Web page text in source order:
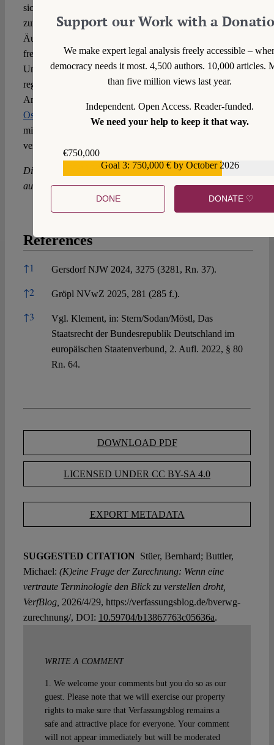
sich „die für die Kläger nachteiligen Folgen dieser Arbeit“
zurechnen lassen. Das private Handeln in Form einzelner
Äußerungen kann hingegen nicht zugerechnet werden, was
freilich auch nicht erforderlich ist. Genau diese
Unterscheidung geht in der öffentlichen Wahrnehmung
regelmäßig verloren. Daher spricht vieles dafür, – wie im
Anschluss an das BVerwG auch das BVerfG in seiner
Osho-Entscheidung
– auf die in diesem Kontext
missverständliche Zurechnungsterminologie gänzlich zu
verzichten.
Die geäußerten Ansichten und Meinungen sind
ausschließlich diejenigen der Autoren.
References
References
↑1 Gersdorf NJW 2024, 3275 (3281, Rn. 37).
↑2 Gröpl NVwZ 2025, 281 (285 f.).
↑3
Vgl. Klement, in: Stern/Sodan/Möstl, Das
Staatsrecht der Bundesrepublik Deutschland im
europäischen Staatenverbund, 2. Aufl. 2022, § 80
Rn. 64.
DOWNLOAD PDF
LICENSED UNDER CC BY-SA 4.0
EXPORT METADATA
SUGGESTED CITATION Stüer, Bernhard; Buttler,
Michael: (K)eine Frage der Zurechnung: Wenn eine
vertraute Terminologie den Blick zu verstellen droht,
VerfBlog, 2026/4/29, https://verfassungsblog.de/bverwg-
zurechnung/, DOI: 10.59704/b13867763c05636a.
WRITE A COMMENT
1. We welcome your comments but you do so as our
guest. Please note that we will exercise our property
rights to make sure that Verfassungsblog remains a
safe and attractive place for everyone. Your comment
will not appear immediately but will be moderated
Support our Work with a
We make expert legal analysis freely accessible –
democracy needs it most. 4,500 authors. 10,000 articles.
than five million views last year.
Independent. Open Access. Reader-funded.
We need your help to keep it that way.
€750,000
Goal 3: 750,000 € by October 2026
DONE DONATE ♡